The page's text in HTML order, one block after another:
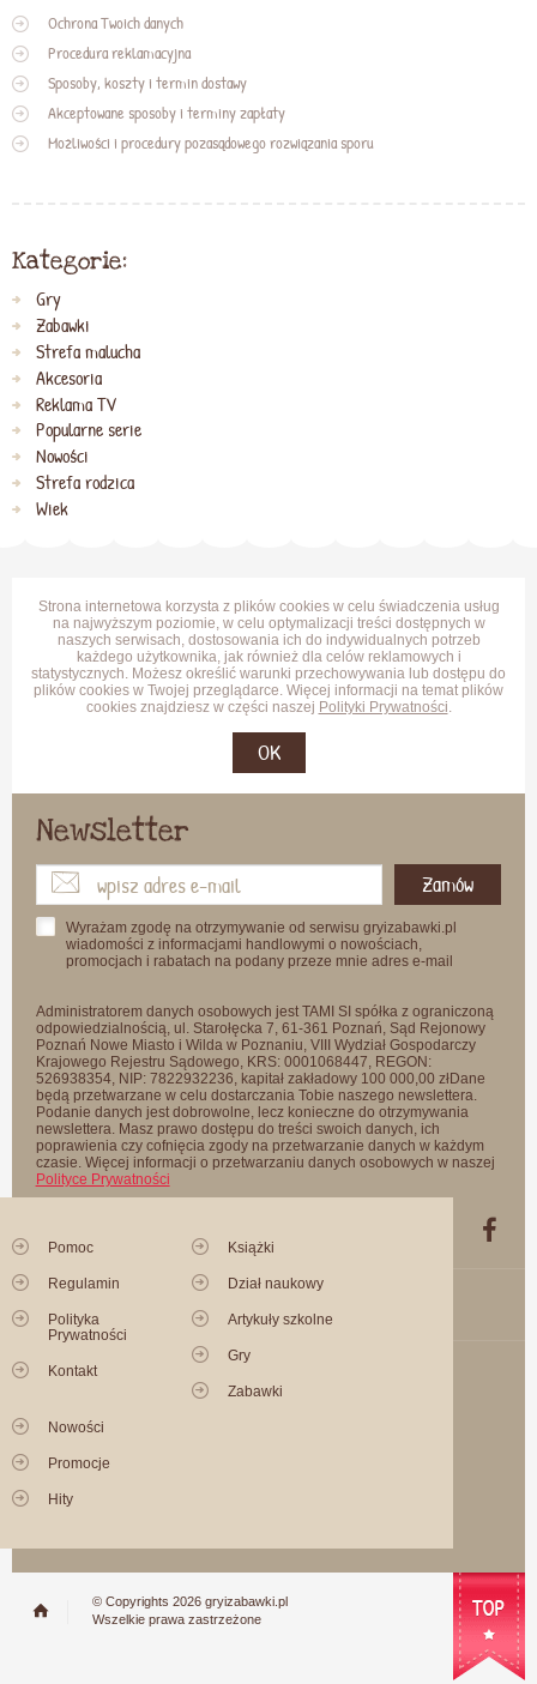
Ochrona Twoich danych
Procedura reklamacyjna
Sposoby, koszty i termin dostawy
Akceptowane sposoby i terminy zapłaty
Możliwości i procedury pozasądowego rozwiązania sporu
Kategorie:
Gry
Zabawki
Strefa malucha
Akcesoria
Reklama TV
Popularne serie
Nowości
Strefa rodzica
Wiek
Strona internetowa korzysta z plików cookies w celu świadczenia usług
na najwyższym poziomie, w celu optymalizacji treści dostępnych w
naszych serwisach, dostosowania ich do indywidualnych potrzeb
każdego użytkownika, jak również dla celów reklamowych i
statystycznych. Możesz określić warunki przechowywania lub dostępu do
plików cookies w Twojej przeglądarce. Więcej informacji na temat plików
cookies znajdziesz w części naszej Polityki Prywatności.
OK
Newsletter
Zamów
Wyrażam zgodę na otrzymywanie od serwisu gryizabawki.pl
wiadomości z informacjami handlowymi o nowościach,
promocjach i rabatach na podany przeze mnie adres e-mail
Administratorem danych osobowych jest TAMI SI spółka z ograniczoną
odpowiedzialnością, ul. Starołęcka 7, 61-361 Poznań, Sąd Rejonowy
Poznań Nowe Miasto i Wilda w Poznaniu, VIII Wydział Gospodarczy
Krajowego Rejestru Sądowego, KRS: 0001068447, REGON:
526938354, NIP: 7822932236, kapitał zakładowy 100 000,00 złDane
będą przetwarzane w celu dostarczania Tobie naszego newslettera.
Podanie danych jest dobrowolne, lecz konieczne do otrzymywania
newslettera. Masz prawo dostępu do treści swoich danych, ich
poprawienia czy cofnięcia zgody na przetwarzanie danych w każdym
czasie. Więcej informacji o przetwarzaniu danych osobowych w naszej
Polityce Prywatności
Pomoc
Regulamin
Polityka
Prywatności
Kontakt
Książki
Dział naukowy
Artykuły szkolne
Gry
Zabawki
Nowości
Promocje
Hity
© Copyrights 2026 gryizabawki.pl
Wszelkie prawa zastrzeżone